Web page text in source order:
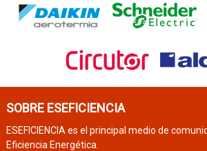
SOBRE ESEFICIENCIA
ESEFICIENCIA es el principal medio de
Eficiencia Energética.